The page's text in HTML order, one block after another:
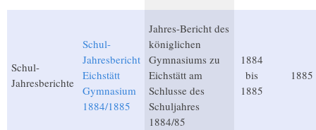
Schul-
Jahresberichte
Schul-
Jahresbericht
Eichstätt
Gymnasium
1884/1885
Jahres-Bericht des
königlichen
Gymnasiums zu
Eichstätt am
Schlusse des
Schuljahres
1884/85
1884
bis
1885
1885